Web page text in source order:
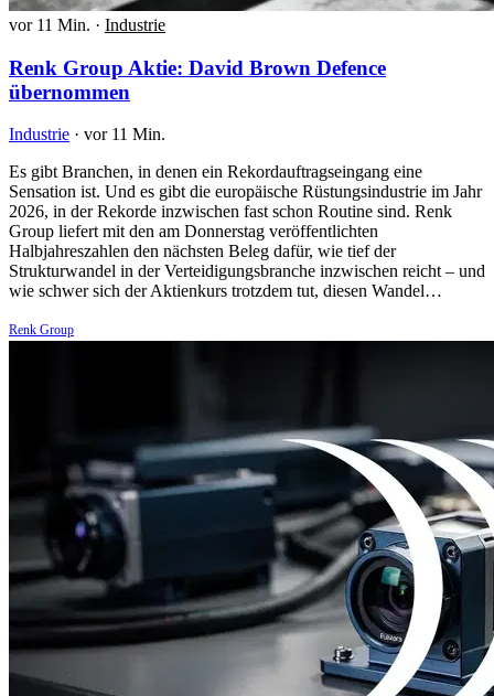
vor 11 Min. · Industrie
Renk Group Aktie: David Brown Defence
übernommen
Industrie · vor 11 Min.
Es gibt Branchen, in denen ein Rekordauftragseingang eine
Sensation ist. Und es gibt die europäische Rüstungsindustrie im Jahr
2026, in der Rekorde inzwischen fast schon Routine sind. Renk
Group liefert mit den am Donnerstag veröffentlichten
Halbjahreszahlen den nächsten Beleg dafür, wie tief der
Strukturwandel in der Verteidigungsbranche inzwischen reicht – und
wie schwer sich der Aktienkurs trotzdem tut, diesen Wandel…
Renk Group